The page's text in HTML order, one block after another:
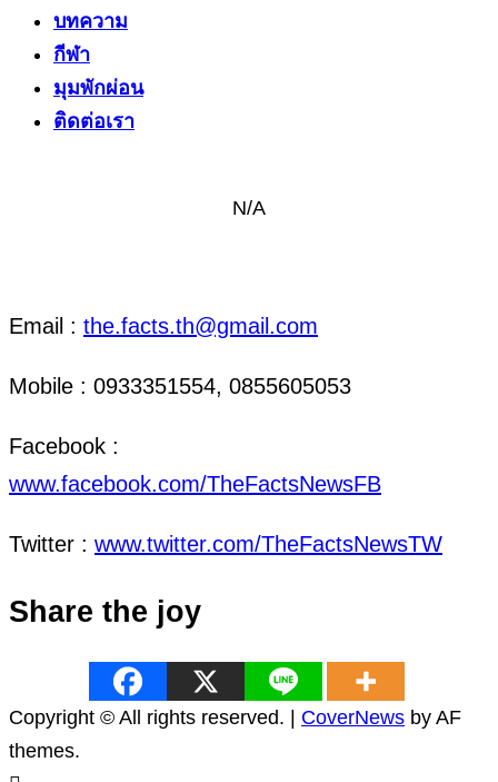
บทความ
กีฬา
มุมพักผ่อน
ติดต่อเรา
N/A
Email : the.facts.th@gmail.com
Mobile : 0933351554, 0855605053
Facebook :
www.facebook.com/TheFactsNewsFB
Twitter : www.twitter.com/TheFactsNewsTW
Share the joy
Copyright © All rights reserved. CoverNews by AF
themes.